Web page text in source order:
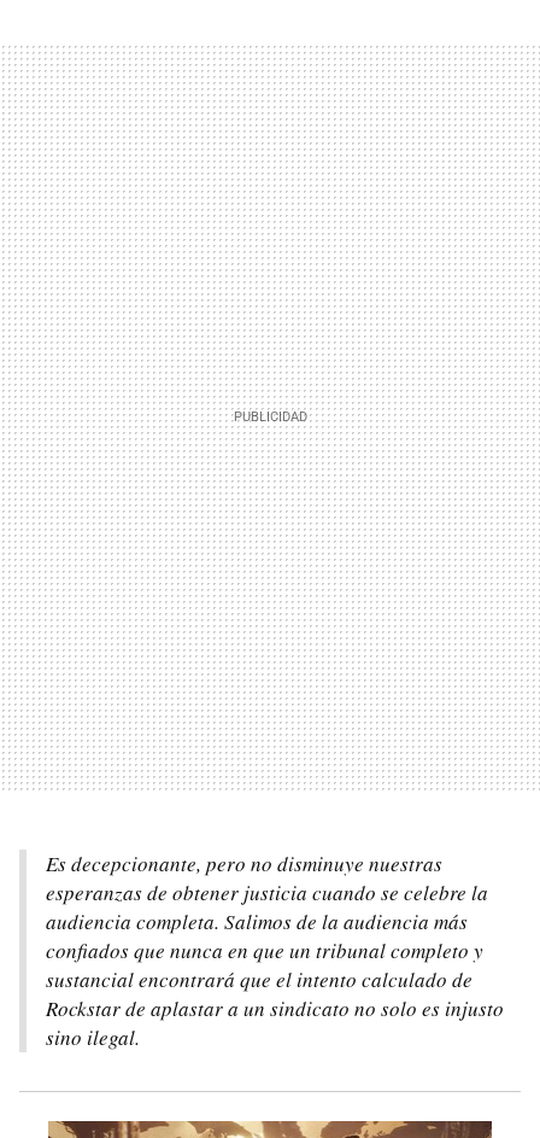
Es decepcionante, pero no disminuye nuestras
esperanzas de obtener justicia cuando se celebre la
audiencia completa. Salimos de la audiencia más
confiados que nunca en que un tribunal completo y
sustancial encontrará que el intento calculado de
Rockstar de aplastar a un sindicato no solo es injusto
sino ilegal.